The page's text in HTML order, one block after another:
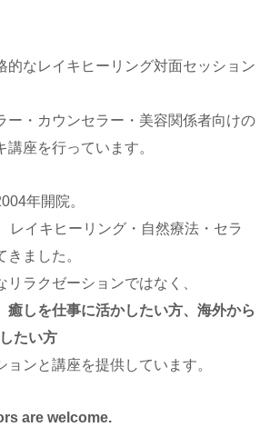
的なレイキヒーリング対面セッション
ー・カウンセラー・美容関係者向けの
座を行っています。
年開院。
レイキヒーリング・自然療法・セラ
きました。
リラクゼーションではなく、
癒しを仕事に活かしたい方、海外から
たい方
ョンと講座を提供しています。
are welcome.